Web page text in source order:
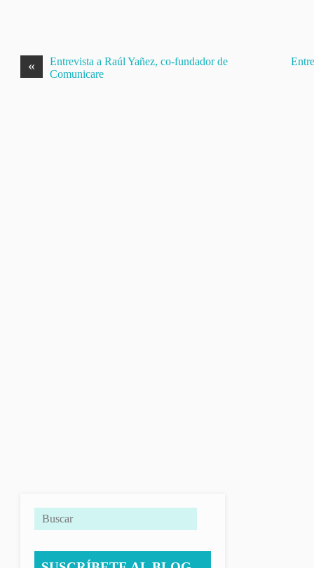
«
Entrevista a Raúl Yañez, co-fundador de
Comunicare